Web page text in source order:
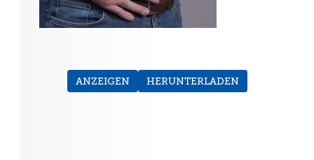
ANZEIGEN HERUNTERLADEN